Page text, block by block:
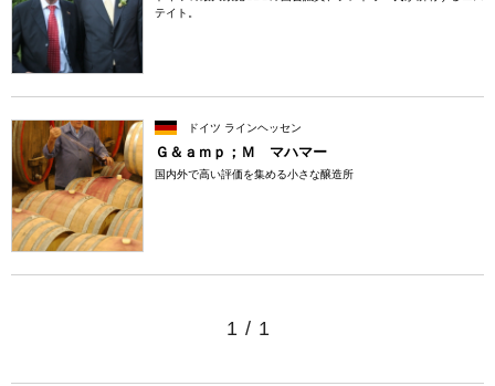
テイト。
ドイツ ラインヘッセン
Ｇ＆ａｍｐ；Ｍ マハマー
国内外で高い評価を集める小さな醸造所
1 / 1